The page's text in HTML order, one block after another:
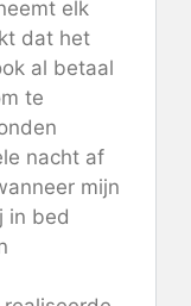
elk
dat het
al betaal
te
nacht af
mijn
in bed